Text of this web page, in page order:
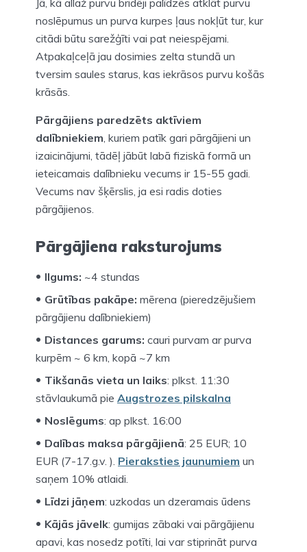
noslēpumus un purva kurpes ļaus nokļūt tur, kur
citādi būtu sarežģīti vai pat neiespējami.
Atpakaļceļā jau dosimies zelta stundā un
tversim saules starus, kas iekrāsos purvu košās
krāsās.
Pārgājiens paredzēts aktīviem
dalībniekiem , kuriem patīk gari pārgājieni un
izaicinājumi, tādēļ jābūt labā fiziskā formā un
ieteicamais dalībnieku vecums ir 15-55 gadi.
Vecums nav šķērslis, ja esi radis doties
pārgājienos.
Pārgājiena raksturojums
Ilgums: ~4 stundas
Grūtības pakāpe: mērena (pieredzējušiem
pārgājienu dalībniekiem)
Distances garums: cauri purvam ar purva
kurpēm ~ 6 km, kopā ~7 km
Tikšanās vieta un laiks: plkst. 11:30
stāvlaukumā pie Augstrozes pilskalna
Noslēgums: ap plkst. 16:00
Dalības maksa pārgājienā: 25 EUR; 10
EUR (7-17.g.v. ). Pieraksties jaunumiem un
saņem 10% atlaidi.
Līdzi jāņem: uzkodas un dzeramais ūdens
Kājās jāvelk: gumijas zābaki vai pārgājienu
apavi, kas nosedz potīti, lai var stiprināt purva